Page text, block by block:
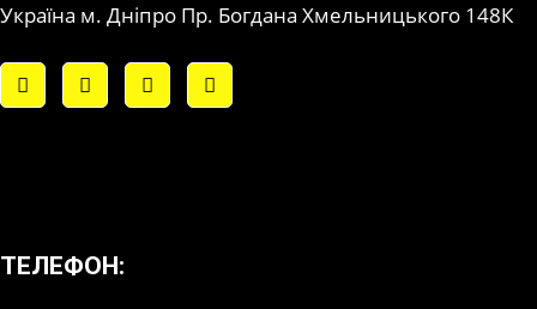
Україна м. Дніпро Пр. Богдана Хмельницького 148К
ТЕЛЕФОН: